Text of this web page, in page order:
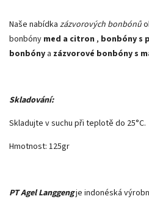
Naše nabídka zázvorových bonbónů
bonbóny med a citron , bonbóny s
bonbóny a zázvorové bonbóny s
Skladování:
Skladujte v suchu při teplotě do 25°C.
Hmotnost: 125gr
PT Agel Langgengje indonéská